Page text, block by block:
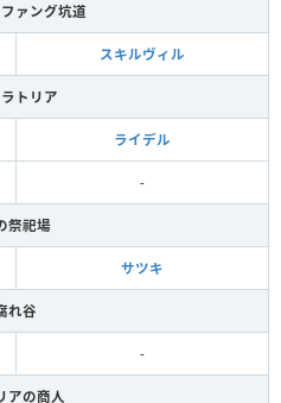
ァング坑道
スキルヴィル
トリア
ライデル
-
祭祀場
サツキ
れ谷
-
アの商人